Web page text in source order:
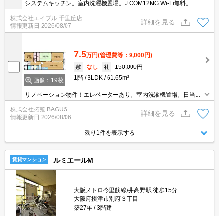
システムキッチン。室内洗濯機置場。J:COM12MG Wi-Fi無料。
株式会社エイブル 千里丘店
情報更新日 2026/08/07
詳細を見る
画像：19枚
7.5万円(管理費等：9,000円)
敷
なし 礼
150,000円
1階
3LDK 61.65m²
リノベーション物件！エレベーターあり。室内洗濯機置場。日当良
株式会社拓殖 BAGUS
情報更新日 2026/08/06
詳細を見る
残り1件を表示する
賃貸マンション ルミエールM
大阪メトロ今里筋線/井高野駅 徒歩15分
大阪府摂津市別府３丁目
築27年
3階建